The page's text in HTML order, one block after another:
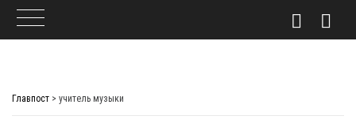
Главпост > учитель музыки